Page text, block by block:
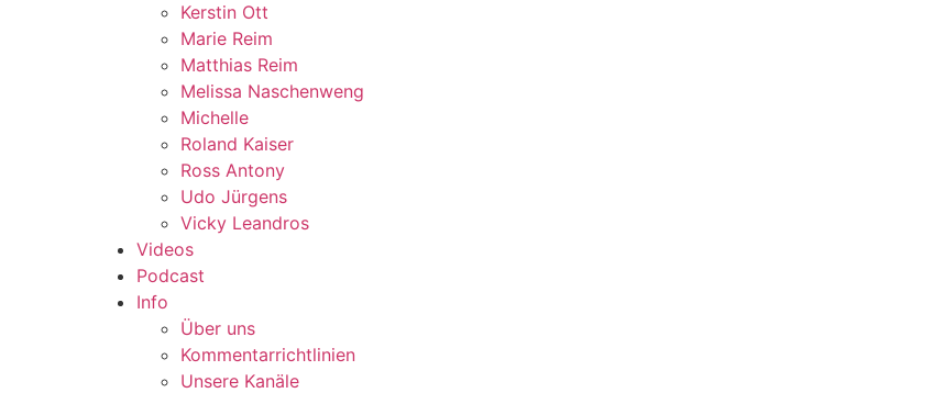
Kerstin Ott
Marie Reim
Matthias Reim
Melissa Naschenweng
Michelle
Roland Kaiser
Ross Antony
Udo Jürgens
Vicky Leandros
Videos
Podcast
Info
Über uns
Kommentarrichtlinien
Unsere Kanäle